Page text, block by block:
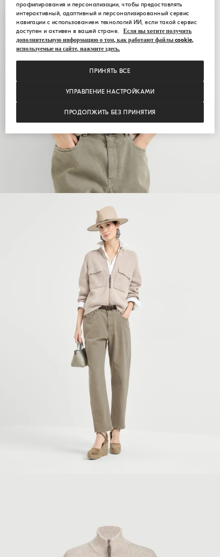
профилирования и персонализации, чтобы предоставлять
интерактивный, адаптивный и персонализированный сервис
навигации с использованием технологий ИИ, если такой сервис
доступен и активен в вашей стране.
Если вы хотите получить
дополнительную информацию о том, как работают файлы cookie,
используемые на сайте, нажмите здесь.
УПРАВЛЕНИЕ НАСТРОЙКАМИ
ПРОДОЛЖИТЬ БЕЗ ПРИНЯТИЯ
ПРИНЯТЬ ВСЕ